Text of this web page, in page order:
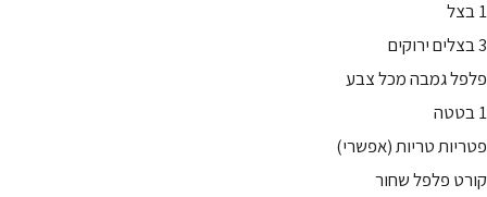
1 בצל
3 בצלים ירוקים
פלפל גמבה מכל צבע
1 בטטה
פטריות טריות (אפשרי)
קורט פלפל שחור